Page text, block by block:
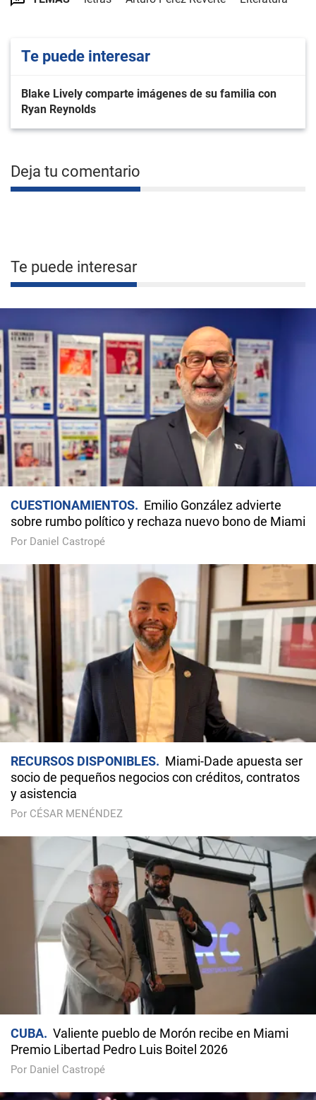
Te puede interesar
Blake Lively comparte imágenes de su familia con
Ryan Reynolds
Deja tu comentario
Te puede interesar
CUESTIONAMIENTOS
Emilio González advierte
sobre rumbo político y rechaza nuevo bono de Miami
Por Daniel Castropé
RECURSOS DISPONIBLES
Miami-Dade apuesta ser
socio de pequeños negocios con créditos, contratos
y asistencia
Por CÉSAR MENÉNDEZ
CUBA
Valiente pueblo de Morón recibe en Miami
Premio Libertad Pedro Luis Boitel 2026
Por Daniel Castropé